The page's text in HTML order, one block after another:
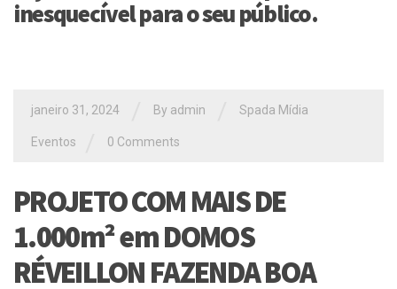
inesquecível para o seu público.
janeiro 31, 2024 By admin Spada Mídia
Eventos 0 Comments
PROJETO COM MAIS DE
1.000m² em DOMOS
RÉVEILLON FAZENDA BOA